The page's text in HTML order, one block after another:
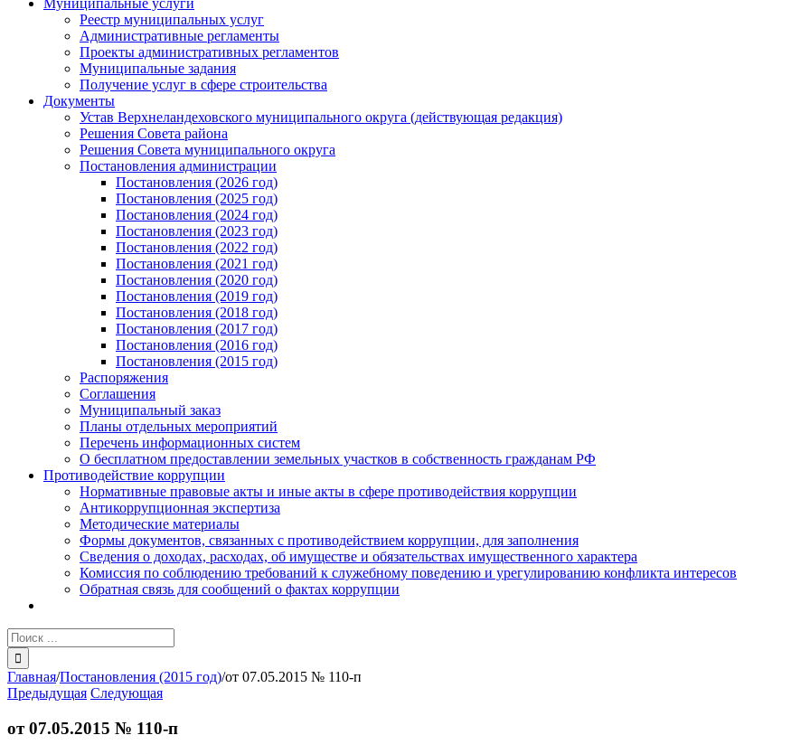
Муниципальные услуги
Реестр муниципальных услуг
Административные регламенты
Проекты административных регламентов
Муниципальные задания
Получение услуг в сфере строительства
Документы
Устав Верхнеландеховского муниципального округа (действующая редакция)
Решения Совета района
Решения Совета муниципального округа
Постановления администрации
Постановления (2026 год)
Постановления (2025 год)
Постановления (2024 год)
Постановления (2023 год)
Постановления (2022 год)
Постановления (2021 год)
Постановления (2020 год)
Постановления (2019 год)
Постановления (2018 год)
Постановления (2017 год)
Постановления (2016 год)
Постановления (2015 год)
Распоряжения
Соглашения
Муниципальный заказ
Планы отдельных мероприятий
Перечень информационных систем
О бесплатном предоставлении земельных участков в собственность гражданам РФ
Противодействие коррупции
Нормативные правовые акты и иные акты в сфере противодействия коррупции
Антикоррупционная экспертиза
Методические материалы
Формы документов, связанных с противодействием коррупции, для заполнения
Сведения о доходах, расходах, об имуществе и обязательствах имущественного характера
Комиссия по соблюдению требований к служебному поведению и урегулированию конфликта интересов
Обратная связь для сообщений о фактах коррупции
Результат
поиска:
Главная/Постановления (2015 год)/от 07.05.2015 № 110-п
Предыдущая Следующая
от 07.05.2015 № 110-п